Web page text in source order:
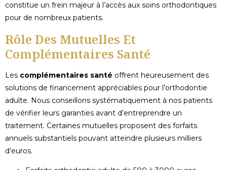
constitue un frein majeur à l’accès aux soins orthodontiques
pour de nombreux patients.
Rôle Des Mutuelles Et
Complémentaires Santé
Les complémentaires santé offrent heureusement des
solutions de financement appréciables pour l’orthodontie
adulte. Nous conseillons systématiquement à nos patients
de vérifier leurs garanties avant d’entreprendre un
traitement. Certaines mutuelles proposent des forfaits
annuels substantiels pouvant atteindre plusieurs milliers
d’euros.